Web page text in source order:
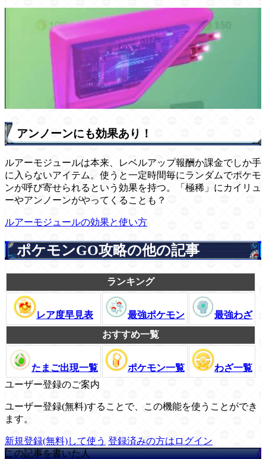
アンノーンにも効果あり！
ルアーモジュールは本来、レベルアップ報酬か課金でしか手
に入らないアイテム。使うと一定時間毎にランダムでポケモ
ンが呼び寄せられるという効果を持つ。「極稀」にカイリュ
ーやアンノーンがやってくることも？
ルアーモジュールの効果と使い方
ポケモンGO攻略の他の記事
ランキング
レア度早見表 最強ポケモン
最強わざ
おすすめ一覧
たまご出現一覧 ポケモン一覧
わざ一覧
ユーザー登録のご案内
ユーザー登録(無料)することで、この機能を使うことができ
ます。
新規登録(無料)して使う 登録済みの方はログイン
この記事を書いた人